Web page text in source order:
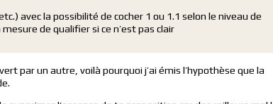
avec la possibilité de cocher 1 ou 1.1 selon le niveau de
de qualifier si ce n’est pas clair
par un autre, voilà pourquoi j’ai émis l’hypothèse que la